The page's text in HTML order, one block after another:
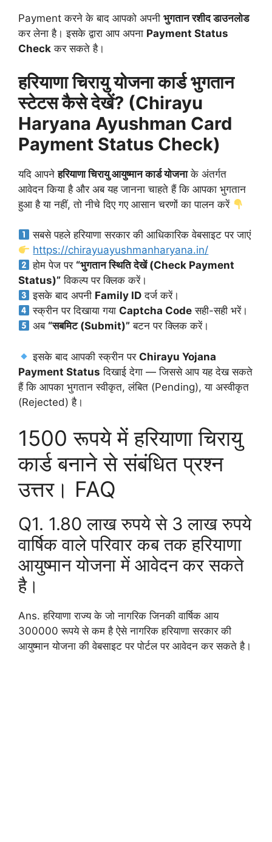
Payment करने के बाद आपको अपनी भुगतान रशीद डाउनलोड
कर लेना है। इसके द्वारा आप अपना Payment Status
Check कर सकते है।
हरियाणा चिरायु योजना कार्ड भुगतान
स्टेटस कैसे देखें? (Chirayu
Haryana Ayushman Card
Payment Status Check)
यदि आपनेहरियाणा चिरायु आयुष्मान कार्ड योजनाके अंतर्गत
आवेदन किया है और अब यह जानना चाहते हैं कि आपका भुगतान
हुआ है या नहीं, तो नीचे दिए गए आसान चरणों का पालन करें
सबसे पहले हरियाणा सरकार की आधिकारिक वेबसाइट पर जाएं
https://chirayuayushmanharyana.in/
होम पेज पर “भुगतान स्थिति देखें (Check Payment
Status)” विकल्प पर क्लिक करें।
इसके बाद अपनी Family ID दर्ज करें।
स्क्रीन पर दिखाया गया Captcha Code सही-सही भरें।
अब “सबमिट (Submit)” बटन पर क्लिक करें।
इसके बाद आपकी स्क्रीन पर Chirayu Yojana
Payment Status दिखाई देगा — जिससे आप यह देख सकते
हैं कि आपका भुगतान स्वीकृत, लंबित (Pending), या अस्वीकृत
(Rejected) है।
1500 रूपये में हरियाणा चिरायु
कार्ड बनाने से संबंधित प्रश्न
उत्तर। FAQ
Q1. 1.80 लाख रुपये से 3 लाख रुपये
वार्षिक वाले परिवार कब तक हरियाणा
आयुष्मान योजना में आवेदन कर सकते
है।
Ans. हरियाणा राज्य के जो नागरिक जिनकी वार्षिक आय
300000 रूपये से कम है ऐसे नागरिक हरियाणा सरकार की
आयुष्मान योजना की वेबसाइट पर पोर्टल पर आवेदन कर सकते है।